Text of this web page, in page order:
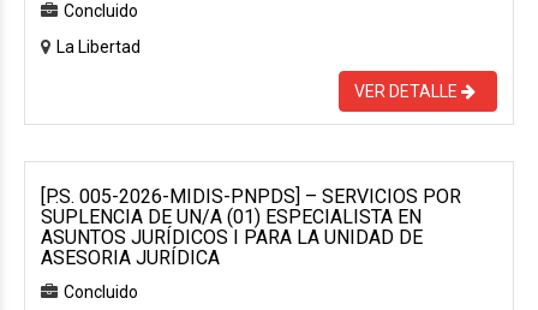
Concluido
La Libertad
VER DETALLE
[P.S. 005-2026-MIDIS-PNPDS] – SERVICIOS POR
SUPLENCIA DE UN/A (01) ESPECIALISTA EN
ASUNTOS JURÍDICOS I PARA LA UNIDAD DE
ASESORIA JURÍDICA
Concluido